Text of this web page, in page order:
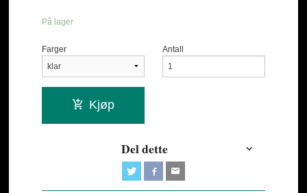
På lager
Farger Antall
Kjøp
Del dette